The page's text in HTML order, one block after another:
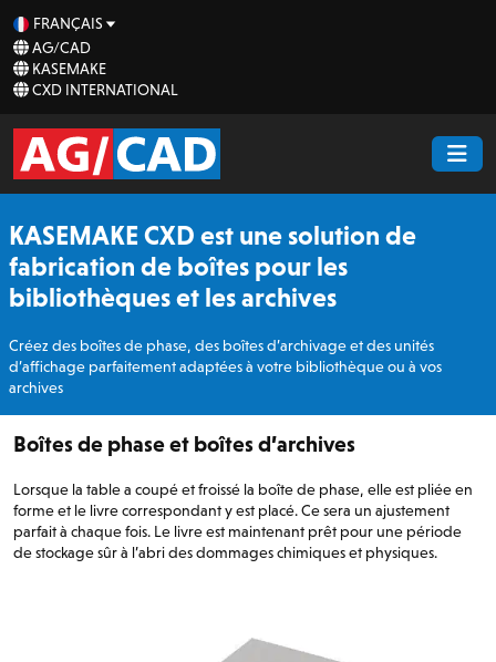
FRANÇAIS
AG/CAD
KASEMAKE
CXD INTERNATIONAL
KASEMAKE CXD est une solution de
fabrication de boîtes pour les
bibliothèques et les archives
Créez des boîtes de phase, des boîtes d’archivage et des unités
d’affichage parfaitement adaptées à votre bibliothèque ou à vos
archives
Boîtes de phase et boîtes d’archives
Lorsque la table a coupé et froissé la boîte de phase, elle est pliée en
forme et le livre correspondant y est placé. Ce sera un ajustement
parfait à chaque fois. Le livre est maintenant prêt pour une période
de stockage sûr à l’abri des dommages chimiques et physiques.